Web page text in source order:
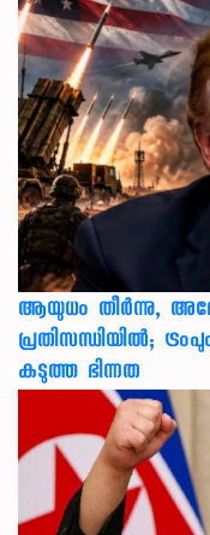
ആയുധം തീർന്നു,
പ്രതിസന്ധിയിൽ;
കടുത്ത ഭിന്നത